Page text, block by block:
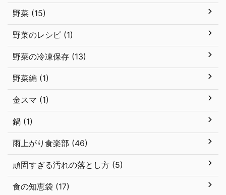
野菜 (15)
野菜のレシピ (1)
野菜の冷凍保存 (13)
野菜編 (1)
金スマ (1)
鍋 (1)
雨上がり食楽部 (46)
頑固すぎる汚れの落とし方 (5)
食の知恵袋 (17)